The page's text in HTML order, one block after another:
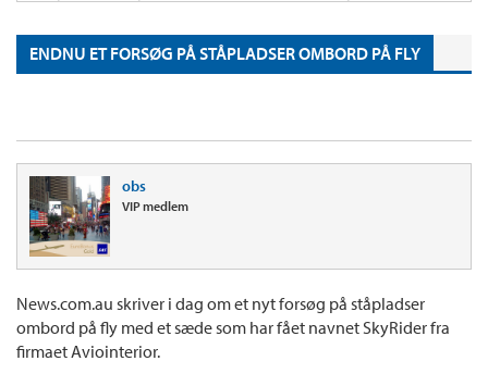
ENDNU ET FORSØG PÅ STÅPLADSER OMBORD PÅ FLY
obs
VIP medlem
News.com.au skriver i dag om et nyt forsøg på ståpladser
ombord på fly med et sæde som har fået navnet SkyRider fra
firmaet Aviointerior.